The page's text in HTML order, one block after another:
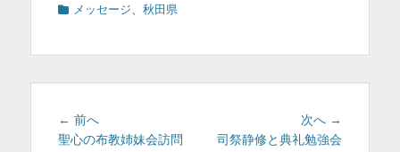
カ メッセージ 秋田県
投
稿
← 前へ
の
聖心の布教姉妹会訪問
次へ →
の
司祭静修と典礼勉強会